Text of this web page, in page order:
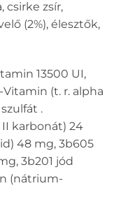
csirke zsír,
(2%), élesztők,
13500 UI,
Vitamin (t. r. alpha
.
II karbonát) 24
48 mg, 3b605
3b201 jód
(nátrium-